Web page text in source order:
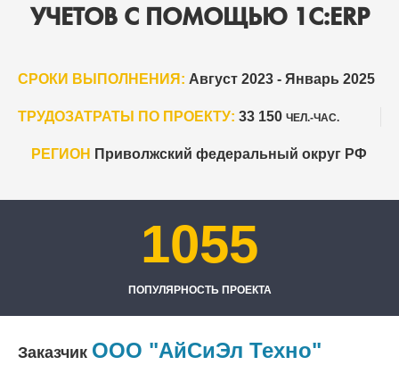
УЧЕТОВ С ПОМОЩЬЮ 1С:ERP
СРОКИ ВЫПОЛНЕНИЯ: Август 2023 - Январь 2025
ТРУДОЗАТРАТЫ ПО ПРОЕКТУ: 33 150 ЧЕЛ.-ЧАС.
РЕГИОН Приволжский федеральный округ РФ
1055
ПОПУЛЯРНОСТЬ ПРОЕКТА
Заказчик ООО "АйСиЭл Техно"